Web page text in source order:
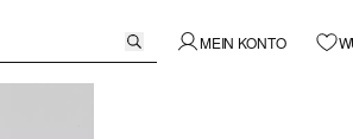
MEIN KONTO